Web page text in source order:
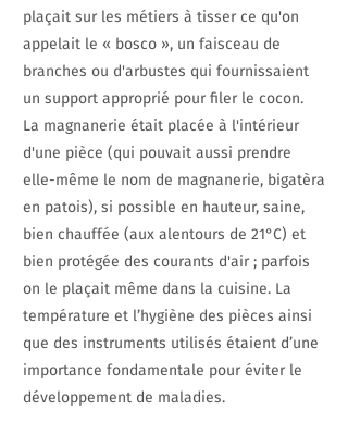
plaçait sur les métiers à tisser ce qu'on
appelait le « bosco », un faisceau de
branches ou d'arbustes qui fournissaient
un support approprié pour filer le cocon.
La magnanerie était placée à l'intérieur
d'une pièce (qui pouvait aussi prendre
elle-même le nom de magnanerie, bigatèra
en patois), si possible en hauteur, saine,
bien chauffée (aux alentours de 21°C) et
bien protégée des courants d'air ; parfois
on le plaçait même dans la cuisine. La
température et l’hygiène des pièces ainsi
que des instruments utilisés étaient d’une
importance fondamentale pour éviter le
développement de maladies.